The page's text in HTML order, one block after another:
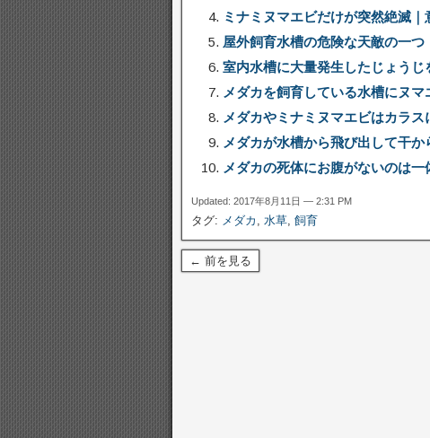
ミナミヌマエビだけが突然絶滅｜
屋外飼育水槽の危険な天敵の一
室内水槽に大量発生したじょうじ
メダカを飼育している水槽にヌ
メダカやミナミヌマエビはカラス
メダカが水槽から飛び出して干
メダカの死体にお腹がないのは
Updated: 2017年8月11日 — 2:31 PM
タグ: メダカ , 水草, 飼育
← 前を見る